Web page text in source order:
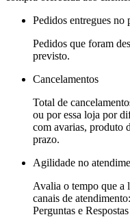
Pedidos entregues no
Pedidos que foram
previsto.
Cancelamentos
Total de
ou por essa loja por
com avarias, produto
prazo.
Agilidade no
Avalia o tempo que a
canais de
Perguntas e Respostas